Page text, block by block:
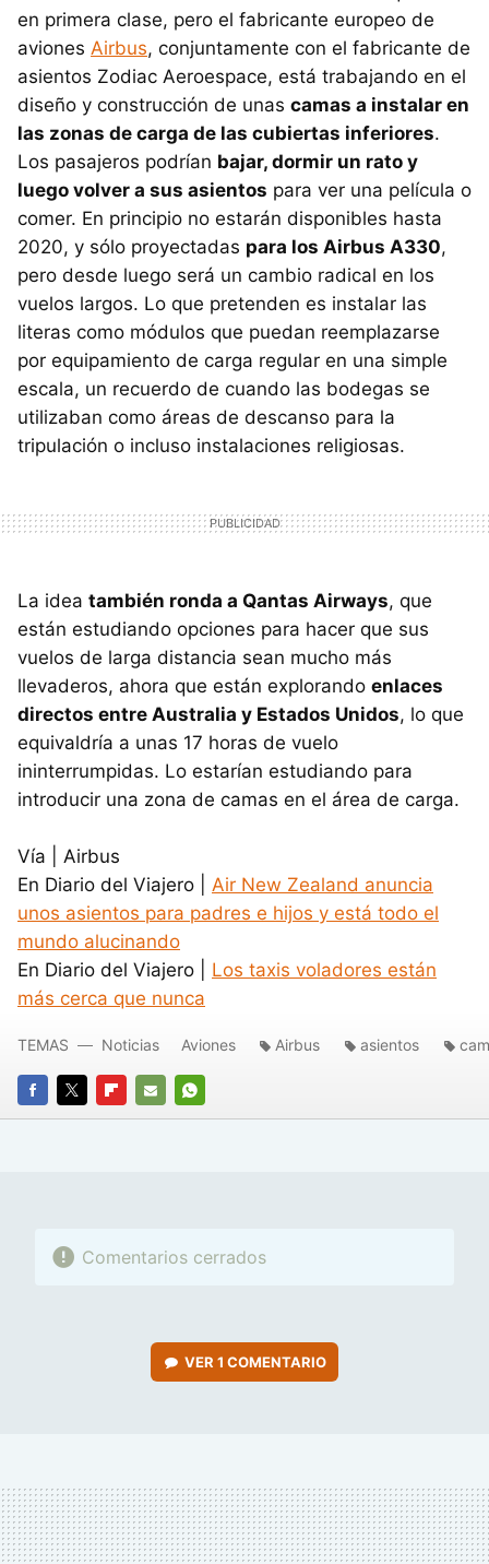
en primera clase, pero el fabricante europeo de
aviones Airbus, conjuntamente con el fabricante de
asientos Zodiac Aeroespace, está trabajando en el
diseño y construcción de unas camas a instalar en
las zonas de carga de las cubiertas inferiores.
Los pasajeros podrían bajar, dormir un rato y
luego volver a sus asientos para ver una película o
comer. En principio no estarán disponibles hasta
2020, y sólo proyectadas para los Airbus A330,
pero desde luego será un cambio radical en los
vuelos largos. Lo que pretenden es instalar las
literas como módulos que puedan reemplazarse
por equipamiento de carga regular en una simple
escala, un recuerdo de cuando las bodegas se
utilizaban como áreas de descanso para la
tripulación o incluso instalaciones religiosas.
La idea también ronda a Qantas Airways, que
están estudiando opciones para hacer que sus
vuelos de larga distancia sean mucho más
llevaderos, ahora que están explorando enlaces
directos entre Australia y Estados Unidos, lo que
equivaldría a unas 17 horas de vuelo
ininterrumpidas. Lo estarían estudiando para
introducir una zona de camas en el área de carga.
Vía | Airbus
En Diario del Viajero | Air New Zealand anuncia
unos asientos para padres e hijos y está todo el
mundo alucinando
En Diario del Viajero | Los taxis voladores están
más cerca que nunca
FACEBOOK
TWITTERFLIPBOARD
E-
WHATSAPP
TEMAS Noticias Aviones Airbus asientos
Comentarios cerrados
VER 1 COMENTARIO